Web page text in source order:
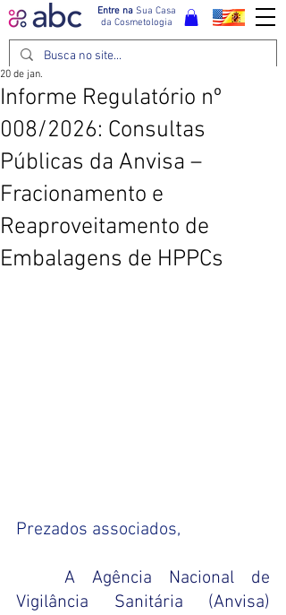
Entre naSua Casa
da Cosmetologia
Informe Regulatório nº
008/2026: Consultas
Públicas da Anvisa –
Fracionamento e
Reaproveitamento de
Embalagens de HPPCs
20 de jan.
Prezados associados,
A Agência Nacional de
Vigilância Sanitária (Anvisa)